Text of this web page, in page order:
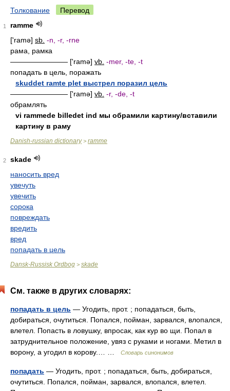
Толкование Перевод
1
ramme
['ramə] sb. -n, -r, -rne
рама, рамка
———————— ['ramə] vb. -mer, -te, -t
попадать в цель, поражать
skuddet ramte plet выстрел поразил цель
———————— ['ramə] vb. -r, -de, -t
обрамлять
vi rammede billedet ind мы обрамили картину/вставили
картину в раму
Danish-russian dictionary> ramme
2
skade
наносить вред
увечуть
увечить
сорока
повреждать
вредить
вред
попадать в цель
Dansk-Russisk Ordbog > skade
См. также в других словарях:
попадать в цель — Угодить, прот. ; попадаться, быть,
добираться, очутиться. Попался, пойман, зарвался, влопался,
влетел. Попасть в ловушку, впросак, как кур во щи. Попал в
затруднительное положение, увяз с руками и ногами. Метил в
ворону, а угодил в корову.… …
Словарь синонимов
попадать — Угодить, прот. ; попадаться, быть, добираться,
очутиться. Попался, пойман, зарвался, влопался, влетел.